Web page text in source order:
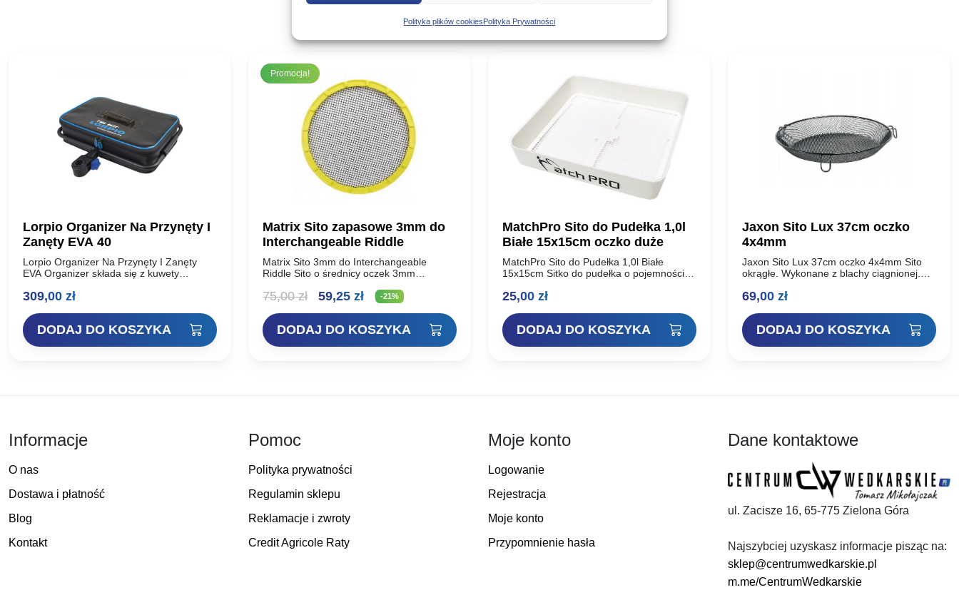
Polityka plików cookiesPolityka Prywatności
Lorpio Organizer Na Przynęty I
Zanęty EVA 40
Lorpio Organizer Na Przynęty I Zanęty
EVA Organizer składa się z kuwety
2×2,4 litra + 2×0,9 litra. Wszystkie
309,00 zł
DODAJ DO KOSZYKA
Promocja!
Matrix Sito zapasowe 3mm do
Interchangeable Riddle
Matrix Sito 3mm do Interchangeable
Riddle Sito o średnicy oczek 3mm
standardowych wiader na zanętę o
75,00zł
Pierwotna
cena
wynosiła:
59,25 złAktualna
cena
wynosi:
-21%
DODAJ DO KOSZYKA
MatchPro Sito do Pudełka 1,0l
Białe 15x15cm oczko duże
MatchPro Sito do Pudełka 1,0l Białe
15x15cm Sitko do pudełka o pojemności
ochotkę podczas łowienia. Oczko 2mm.
25,00 zł
DODAJ DO KOSZYKA
Jaxon Sito Lux 37cm oczko
4x4mm
Jaxon Sito Lux 37cm oczko 4x4mm Sito
okrągłe. Wykonane z blachy ciągnionej.
zanęty oraz odsiewaniu z białych robaków
69,00 zł
DODAJ DO KOSZYKA
Informacje
O nas
Dostawa i płatność
Blog
Kontakt
Pomoc
Polityka prywatności
Regulamin sklepu
Reklamacje i zwroty
Credit Agricole Raty
Moje konto
Logowanie
Rejestracja
Moje konto
Przypomnienie hasła
Dane kontaktowe
ul. Zacisze 16, 65-775 Zielona Góra
Najszybciej uzyskasz informacje pisząc na:
sklep@centrumwedkarskie.pl
m.me/CentrumWedkarskie